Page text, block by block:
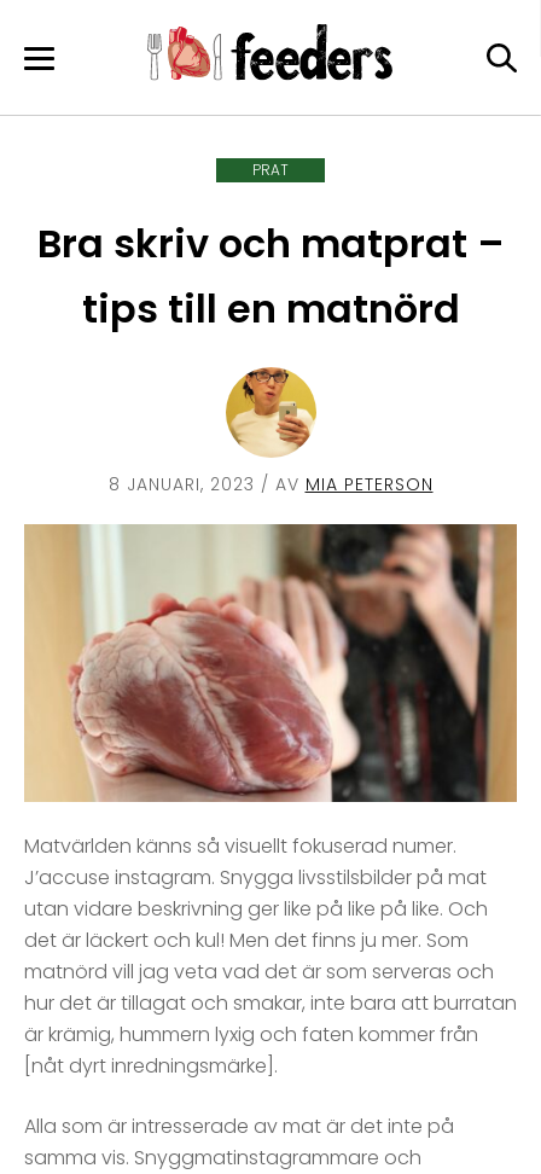
PRAT
Bra skriv och matprat –
tips till en matnörd
8 JANUARI, 2023 / AV MIA PETERSON
Matvärlden känns så visuellt fokuserad numer.
J’accuse instagram. Snygga livsstilsbilder på mat
utan vidare beskrivning ger like på like på like. Och
det är läckert och kul! Men det finns ju mer. Som
matnörd vill jag veta vad det är som serveras och
hur det är tillagat och smakar, inte bara att burratan
är krämig, hummern lyxig och faten kommer från
[nåt dyrt inredningsmärke].
Alla som är intresserade av mat är det inte på
samma vis. Snyggmatinstagrammare och